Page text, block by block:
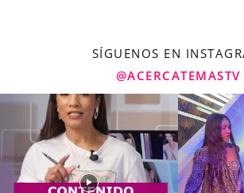
SÍGUENOS EN
@ACERCATEMASTV